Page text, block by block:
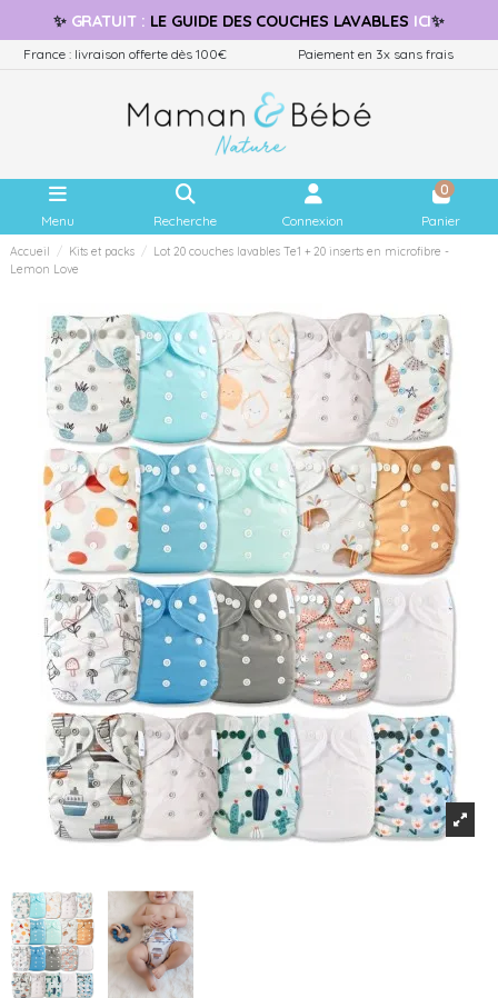
✨ GRATUIT: LE GUIDE DES COUCHES LAVABLES ICI✨
France : livraison offerte dès 100€ Paiement en 3x sans frais
Menu Recherche Connexion
0
Panier
Accueil Kits et packs
Lot 20 couches lavables Te1 + 20 inserts en microfibre -
Lemon Love